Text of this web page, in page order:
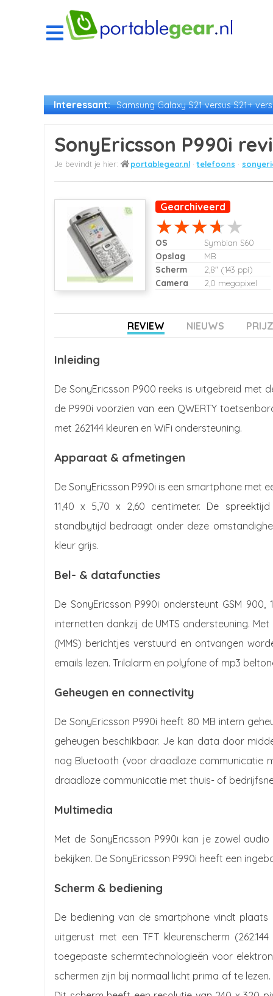
Interessant: Samsung Galaxy S21 versus S21+
SonyEricsson P990i
portablegear.nl telefoons
Gearchiveerd
OS
Symbian S60
Opslag
MB
Scherm
2,8" (143 ppi)
Camera
2,0 megapixel
REVIEW NIEUWS
Inleiding
De SonyEricsson P900 reeks is uitgebreid met
de P990i voorzien van een QWERTY
met 262144 kleuren en WiFi ondersteuning.
Apparaat & afmetingen
De SonyEricsson P990i is een smartphone met
11,40 x 5,70 x 2,60 centimeter. De
standbytijd bedraagt onder deze
kleur grijs.
Bel- & datafuncties
De SonyEricsson P990i ondersteunt GSM
internetten dankzij de UMTS ondersteuning.
(MMS) berichtjes verstuurd en ontvangen
emails lezen. Trilalarm en polyfone of mp3
Geheugen en connectivity
De SonyEricsson P990i heeft 80 MB intern
geheugen beschikbaar. Je kan data door
nog Bluetooth (voor draadloze communicatie
draadloze communicatie met thuis- of
Multimedia
Met de SonyEricsson P990i kan je zowel
bekijken. De SonyEricsson P990i heeft een
Scherm & bediening
De bediening van de smartphone vindt
uitgerust met een TFT kleurenscherm
toegepaste schermtechnologieën voor
schermen zijn bij normaal licht prima af te